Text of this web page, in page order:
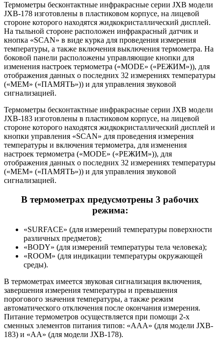
Термометры бесконтактные инфракрасные серии JXB модели
JXB-178 изготовлены в пластиковом корпусе, на лицевой
стороне которого находятся жидкокристаллический дисплей.
На тыльной стороне расположен инфракрасный датчик и
кнопка «SCAN» в виде курка для проведения измерения
температуры, а также включения выключения термометра. На
боковой панели расположены управляющие кнопки для
изменения настроек термометра («MODE» («РЕЖИМ»)), для
отображения данных о последних 32 измерениях температуры
(«MEM» («ПАМЯТЬ»)) и для управления звуковой
сигнализацией.
Термометры бесконтактные инфракрасные серии JXB модели
JXB-183 изготовлены в пластиковом корпусе, на лицевой
стороне которого находятся жидкокристаллический дисплей и
кнопки управления «SCAN» для проведения измерения
температуры и включения термометра, для изменения
настроек термометра («MODE» («РЕЖИМ»)), для
отображения данных о последних 32 измерениях температуры
(«MEM» («ПАМЯТЬ»)) и для управления звуковой
сигнализацией.
В термометрах предусмотрены 3 рабочих
режима:
«SURFACE» (для измерений температуры поверхности
различных предметов);
«BODY» (для измерений температуры тела человека);
«ROOM» (для индикации температуры окружающей
среды).
В термометрах имеется звуковая сигнализация включения,
завершения измерения температуры и превышения
порогового значения температуры, а также режим
автоматического отключения после окончания измерения.
Питание термометров осуществляется при помощи 2-х
сменных элементов питания типов: «ААА» (для модели JXB-
183) и «АА» (для модели JXB-178).